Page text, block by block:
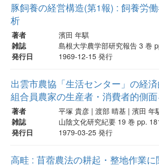
豚飼養の経営構造(第1報) : 飼養労
析
著者
濱田 年騏
雑誌
島根大学農学部研究報告 3 巻
発行日
1969-12-15 発行
出雲市農協「生活センター」の経
組合員農家の生産者・消費者的側
著者
平塚 貴彦 | 渡部 晴基 | 濱田 年
雑誌
山陰文化研究紀要 19 巻 pp.
発行日
1979-03-25 発行
高畦 : 苜蓿農法の耕起・整地作業